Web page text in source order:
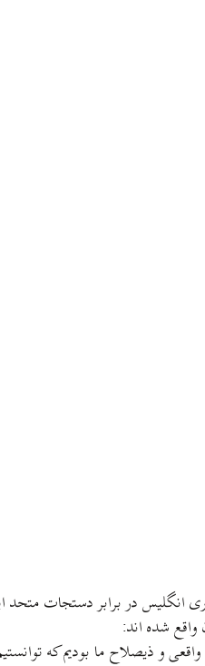
انگلیس در برابر دستجات
واقع شده اند:
و ذیصلاح ما بودیم که